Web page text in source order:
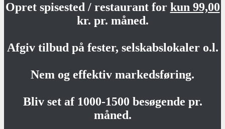
Opret spisested / restaurant for kun 99,00
kr. pr. måned.
Afgiv tilbud på fester, selskabslokaler o.l.
Nem og effektiv markedsføring.
Bliv set af 1000-1500 besøgende pr.
måned.